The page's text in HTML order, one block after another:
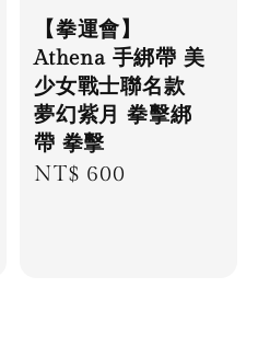
【拳運會】
Athena 手綁帶 美
少女戰士聯名款
夢幻紫月 拳擊綁
帶 拳擊
Regular
NT$ 600